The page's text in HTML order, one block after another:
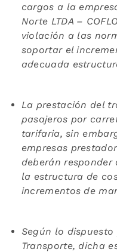
cargos a la
Norte LTDA –
violación a las
soportar el
adecuada
La prestación del
pasajeros por
tarifaria, sin
empresas
deberán
la estructura de
incrementos de
Según lo
Transporte, dicha